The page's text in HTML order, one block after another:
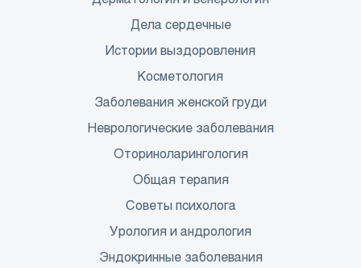
Дела сердечные
Истории выздоровления
Косметология
Заболевания женской груди
Неврологические заболевания
Оториноларингология
Общая терапия
Советы психолога
Урология и андрология
Эндокринные заболевания